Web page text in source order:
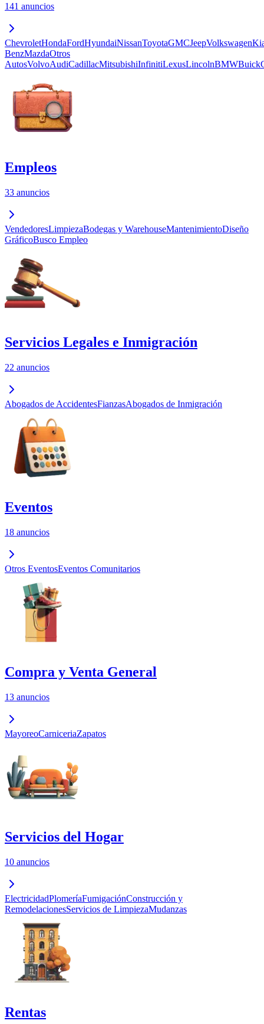
141 anuncios
ChevroletHondaFordHyundaiNissanToyotaGMCJeepVolkswagen
BenzMazdaOtros
AutosVolvoAudiCadillacMitsubishiInfinitiLexusLincolnBMWBuick
Empleos
33 anuncios
VendedoresLimpiezaBodegas y WarehouseMantenimientoDiseño
GráficoBusco Empleo
Servicios Legales e Inmigración
22 anuncios
Abogados de AccidentesFianzasAbogados de Inmigración
Eventos
18 anuncios
Otros EventosEventos Comunitarios
Compra y Venta General
13 anuncios
MayoreoCarniceriaZapatos
Servicios del Hogar
10 anuncios
ElectricidadPlomeríaFumigaciónConstrucción y
RemodelacionesServicios de LimpiezaMudanzas
Rentas